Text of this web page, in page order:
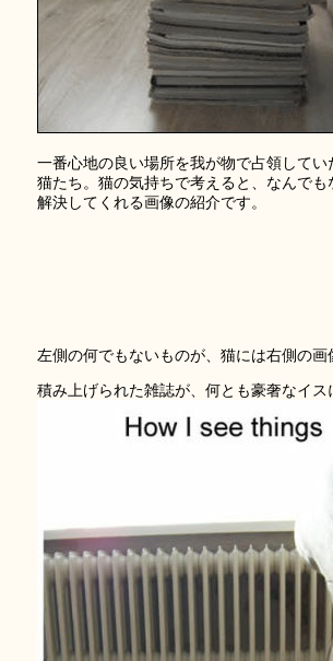
一番心地の良い場所を我が物で占領して
猫たち。猫の気持ちで考えると、なんで
解決してくれる画像の紹介です。
左側の何でもないものが、猫には右側の
積み上げられた雑誌が、何とも豪奢なイス